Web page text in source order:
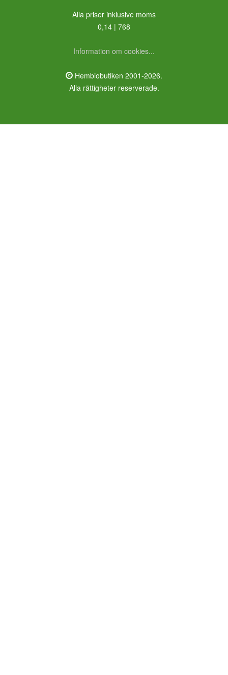
Alla priser inklusive moms
0,14 | 768
Information om cookies...
Hembiobutiken 2001-2026.
Alla rättigheter reserverade.